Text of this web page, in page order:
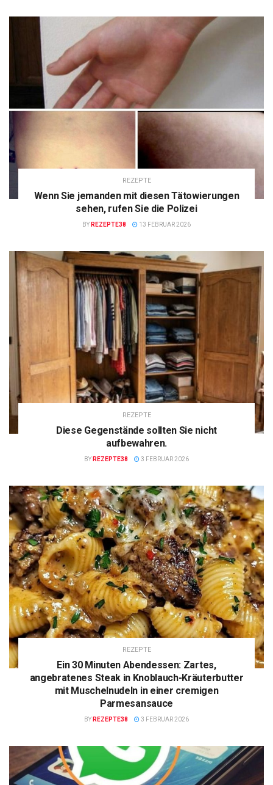
REZEPTE
Wenn Sie jemanden mit diesen Tätowierungen
sehen, rufen Sie die Polizei
BY REZEPTE38 13 FEBRUAR 2026
REZEPTE
Diese Gegenstände sollten Sie nicht
aufbewahren.
BY REZEPTE38 3 FEBRUAR 2026
REZEPTE
Ein 30 Minuten Abendessen: Zartes,
angebratenes Steak in Knoblauch-Kräuterbutter
mit Muschelnudeln in einer cremigen
Parmesansauce
BY REZEPTE38 3 FEBRUAR 2026